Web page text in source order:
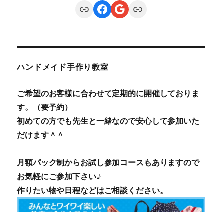
LinkFacebook
Google
Link
ハンドメイド手作り教室
ご希望のお客様に合わせて定期的に開催しておりま
す。（要予約）
初めての方でも先生と一緒なので安心して参加いた
だけます＾＾
月額パック制からお試し参加コースもありますので
お気軽にご参加下さい♪
作りたい物や日程などはご相談ください。